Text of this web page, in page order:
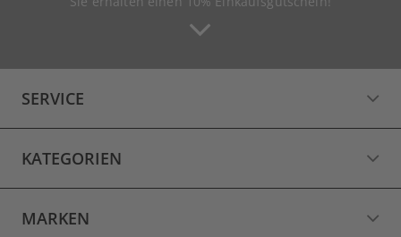
SERVICE
KATEGORIEN
MARKEN